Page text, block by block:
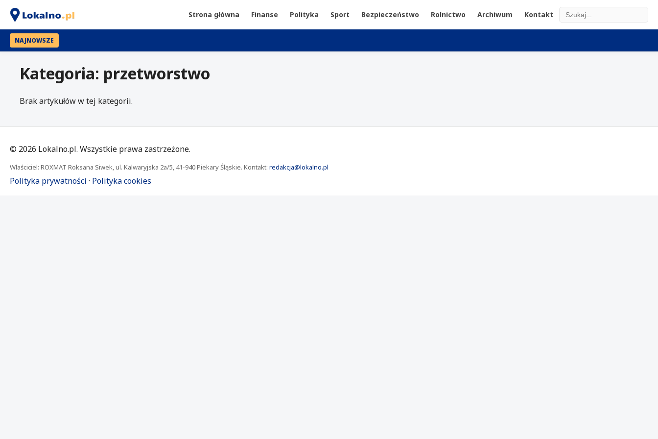
Strona główna Finanse Polityka Sport Bezpieczeństwo Rolnictwo Archiwum Kontakt
NAJNOWSZE
Kategoria: przetworstwo
Brak artykułów w tej kategorii.
© 2026 Lokalno.pl. Wszystkie prawa zastrzeżone.
Właściciel: ROXMAT Roksana Siwek, ul. Kalwaryjska 2a/5, 41-940 Piekary Śląskie. Kontakt: redakcja@lokalno.pl
Polityka prywatności · Polityka cookies